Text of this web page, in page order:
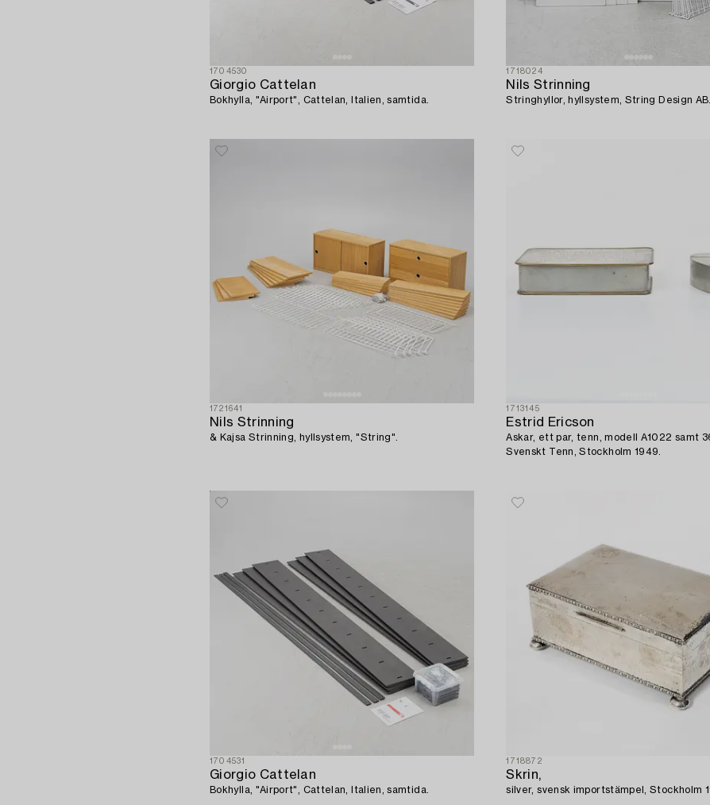
1704530
Giorgio Cattelan
Bokhylla, "Airport", Cattelan, Italien, samtida.
1718024
Nils Strinning
Stringhyllor, hyllsystem, String Design AB.
1721641
Nils Strinning
& Kajsa Strinning, hyllsystem, "String".
1713145
Estrid Ericson
Askar, ett par, tenn, modell A1022 samt
Svenskt Tenn, Stockholm 1949.
1704531
Giorgio Cattelan
Bokhylla, "Airport", Cattelan, Italien, samtida.
1718872
Skrin,
silver, svensk importstämpel, Stockholm